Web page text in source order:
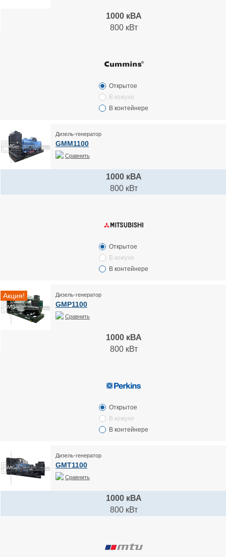
1000 кВА
800 кВт
Открытое
В кожухе
В контейнере
Дизель-генератор
GMM1100
Сравнить
1000 кВА
800 кВт
Открытое
В кожухе
В контейнере
Акция! Дизель-генератор
GMP1100
Сравнить
1000 кВА
800 кВт
Открытое
В кожухе
В контейнере
Дизель-генератор
GMT1100
Сравнить
1000 кВА
800 кВт